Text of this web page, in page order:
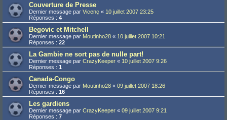
Couverture de Presse
Dernier message par Vicenç « 10 juillet 2007 23:25
Réponses : 4
Begovic et Mitchell
Dernier message par Moutinho28 « 10 juillet 2007 10:21
Réponses : 22
La Gambie ne sort pas de nulle part!
Dernier message par CrazyKeeper « 10 juillet 2007 9:26
Réponses : 1
Canada-Congo
Dernier message par Moutinho28 « 09 juillet 2007 18:26
Réponses : 16
Les gardiens
Dernier message par CrazyKeeper « 09 juillet 2007 9:21
Réponses : 7